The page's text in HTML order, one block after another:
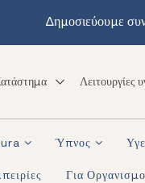
Δημοσιεύουμε
Λειτουργίες
Ύπνος
Για